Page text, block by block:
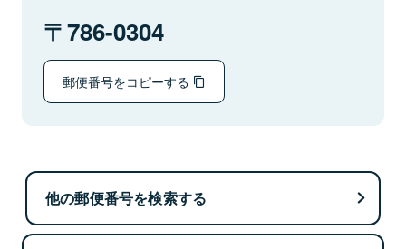
786-0304
郵便番号をコピーする
他の郵便番号を検索する